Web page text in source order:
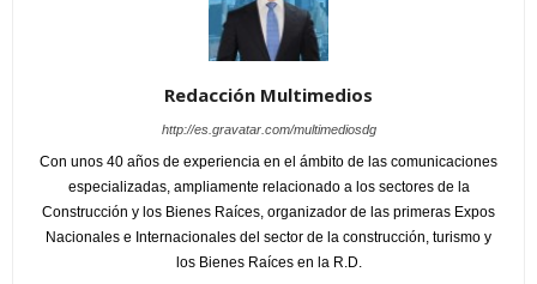
Redacción Multimedios
http://es.gravatar.com/multimediosdg
Con unos 40 años de experiencia en el ámbito de las comunicaciones
especializadas, ampliamente relacionado a los sectores de la
Construcción y los Bienes Raíces, organizador de las primeras Expos
Nacionales e Internacionales del sector de la construcción, turismo y
los Bienes Raíces en la R.D.